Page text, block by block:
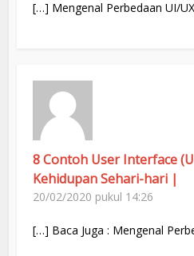
[…] Mengenal Perbedaan UI/
8 Contoh User Interface
Kehidupan Sehari-hari |
20/02/2020 pukul 14:26
[…] Baca Juga : Mengenal